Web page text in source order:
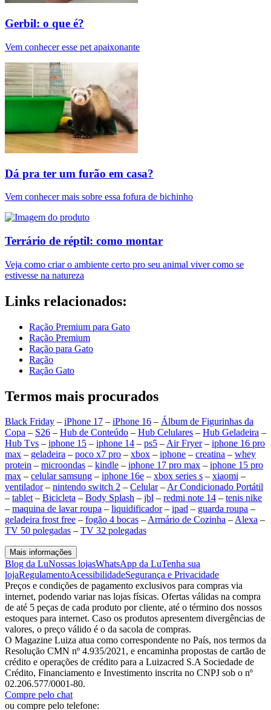
Gerbil: o que é?
Vem conhecer esse pet apaixonante
Dá pra ter um furão em casa?
Vem conhecer mais sobre essa fofura de bichinho
Terrário de réptil: como montar
Veja como criar o ambiente certo pro seu animal viver como se
estivesse na natureza
Links relacionados:
Ração Premium para Gato
Ração Premium
Ração para Gato
Ração
Ração Gato
Termos mais procurados
Black Friday – iPhone 17 – iPhone 16 – Álbum de Figurinhas da
Copa – S26 – Hub de Conteúdo – Hub Celulares – Hub Geladeira –
Hub Tvs – iphone 15 – iphone 14 – ps5 –Air Fryer– iphone 16 pro
max – geladeira – poco x7 pro – xbox – iphone – creatina – whey
protein – microondas – kindle – iphone 17 pro max – iphone 15 pro
max – celular samsung – iphone 16e – xbox series s – xiaomi –
ventilador– nintendo switch 2 – Celular–Ar Condicionado Portátil
– tablet– Bicicleta – Body Splash – jbl – redmi note 14 – tenis nike
– maquina de lavar roupa – liquidificador– ipad – guarda roupa –
geladeira frost free – fogão 4 bocas –Armário de Cozinha –Alexa –
TV 50 polegadas – TV 32 polegadas
Mais informações
Blog da LuNossas lojasWhatsApp da LuTenha sua
lojaRegulamentoAcessibilidadeSegurança e Privacidade
Preços e condições de pagamento exclusivos para compras via
internet, podendo variar nas lojas físicas. Ofertas válidas na compra
de até 5 peças de cada produto por cliente, até o término dos nossos
estoques para internet. Caso os produtos apresentem divergências de
valores, o preço válido é o da sacola de compras.
O Magazine Luiza atua como correspondente no País, nos termos da
Resolução CMN nº 4.935/2021, e encaminha propostas de cartão de
crédito e operações de crédito para a Luizacred S.A Sociedade de
Crédito, Financiamento e Investimento inscrita no CNPJ sob o nº
02.206.577/0001-80.
Compre pelo chat
ou compre pelo telefone: